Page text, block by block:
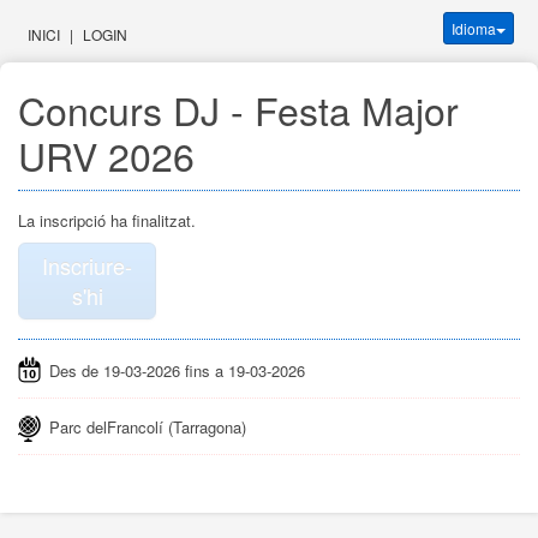
INICI | LOGIN Idioma
Concurs DJ - Festa Major
URV 2026
La inscripció ha finalitzat.
Inscriure-
s'hi
Des de 19-03-2026 fins a 19-03-2026
Parc delFrancolí (Tarragona)